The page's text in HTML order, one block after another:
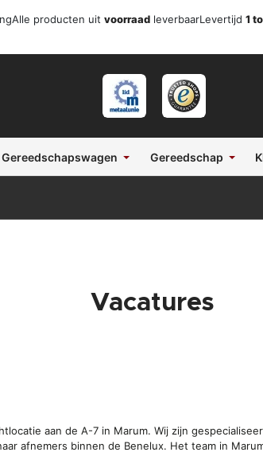
Alle producten uit voorraad leverbaarLevertijd 1
Gereedschapswagen Gereedschap
Vacatures
aan de A-7 in Marum. Wij zijn
afnemers binnen de Benelux. Het team in